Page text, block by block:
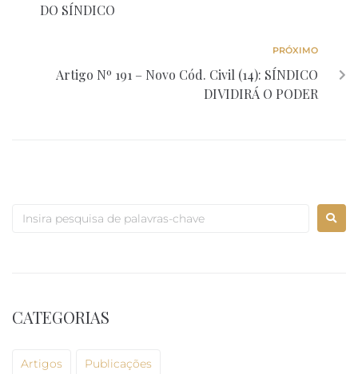
DO SÍNDICO
PRÓXIMO
Artigo Nº 191 – Novo Cód. Civil (14): SÍNDICO
DIVIDIRÁ O PODER
CATEGORIAS
Artigos Publicações